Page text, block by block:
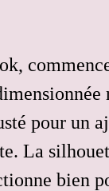
pour un
La
bien